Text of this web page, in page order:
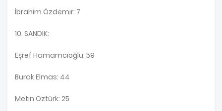
İbrahim Özdemir: 7
10. SANDIK:
Eşref Hamamcıoğlu: 59
Burak Elmas: 44
Metin Öztürk: 25